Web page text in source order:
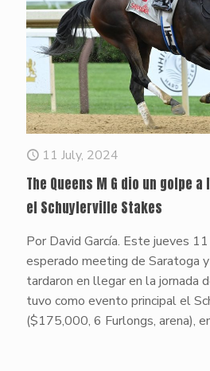
11 July, 2024
The Queens M G dio un golpe
el Schuylerville Stakes
Por David García. Este jueves
esperado meeting de Saratoga
tardaron en llegar en la jornada
tuvo como evento principal el
($175,000, 6 Furlongs, arena),